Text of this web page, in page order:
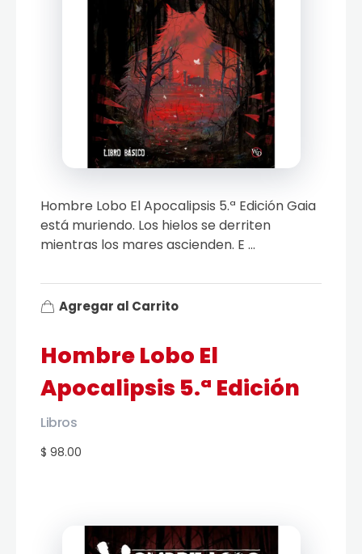
Hombre Lobo El
Apocalipsis 5.ª Edición
$ 98.00
Libros
Hombre Lobo El Apocalipsis 5.ª Edición Gaia
está muriendo. Los hielos se derriten
mientras los mares ascienden. E ...
Agregar al Carrito